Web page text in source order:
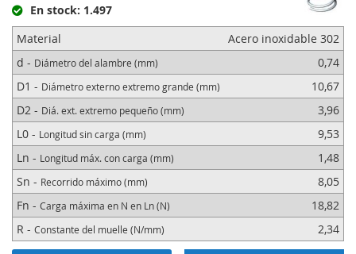
En stock: 1.497
Material
Acero inoxidable 302
d - Diámetro del alambre (mm)
0,74
D1 - Diámetro externo extremo grande (mm)
10,67
D2 - Diá. ext. extremo pequeño (mm)
3,96
L0 - Longitud sin carga (mm)
9,53
Ln - Longitud máx. con carga (mm)
1,48
Sn - Recorrido máximo (mm)
8,05
Fn - Carga máxima en N en Ln (N)
18,82
R - Constante del muelle (N/mm) 2,34